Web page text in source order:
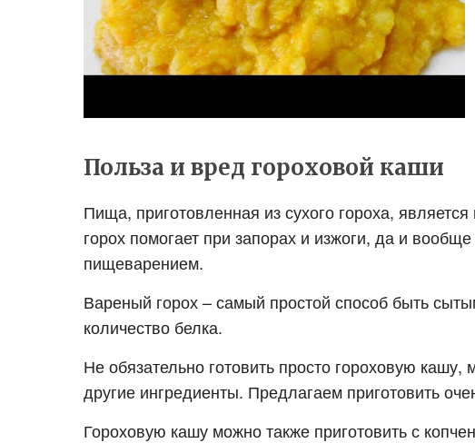
Польза и вред гороховой каши
Пища, приготовленная из сухого гороха,
горох помогает при запорах и изжоги, да и
пищеварением.
Вареный горох – самый простой способ быть
количество белка.
Не обязательно готовить просто гороховую
другие ингредиенты. Предлагаем приготовить
Гороховую кашу можно также приготовить с